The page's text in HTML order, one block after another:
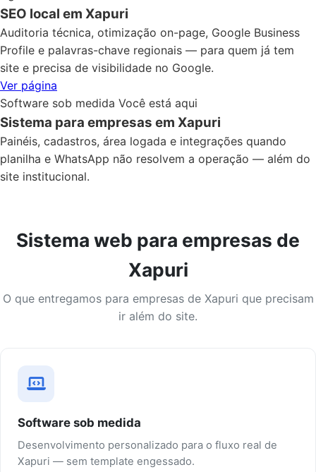
SEO local em Xapuri
Auditoria técnica, otimização on-page, Google Business
Profile e palavras-chave regionais — para quem já tem
site e precisa de visibilidade no Google.
Ver página
Software sob medida Você está aqui
Sistema para empresas em Xapuri
Painéis, cadastros, área logada e integrações quando
planilha e WhatsApp não resolvem a operação — além do
site institucional.
Sistema web para empresas de
Xapuri
O que entregamos para empresas de Xapuri que precisam
ir além do site.
Software sob medida
Desenvolvimento personalizado para o fluxo real de
Xapuri — sem template engessado.